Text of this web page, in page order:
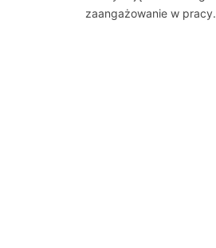
zaangażowanie w pracy.